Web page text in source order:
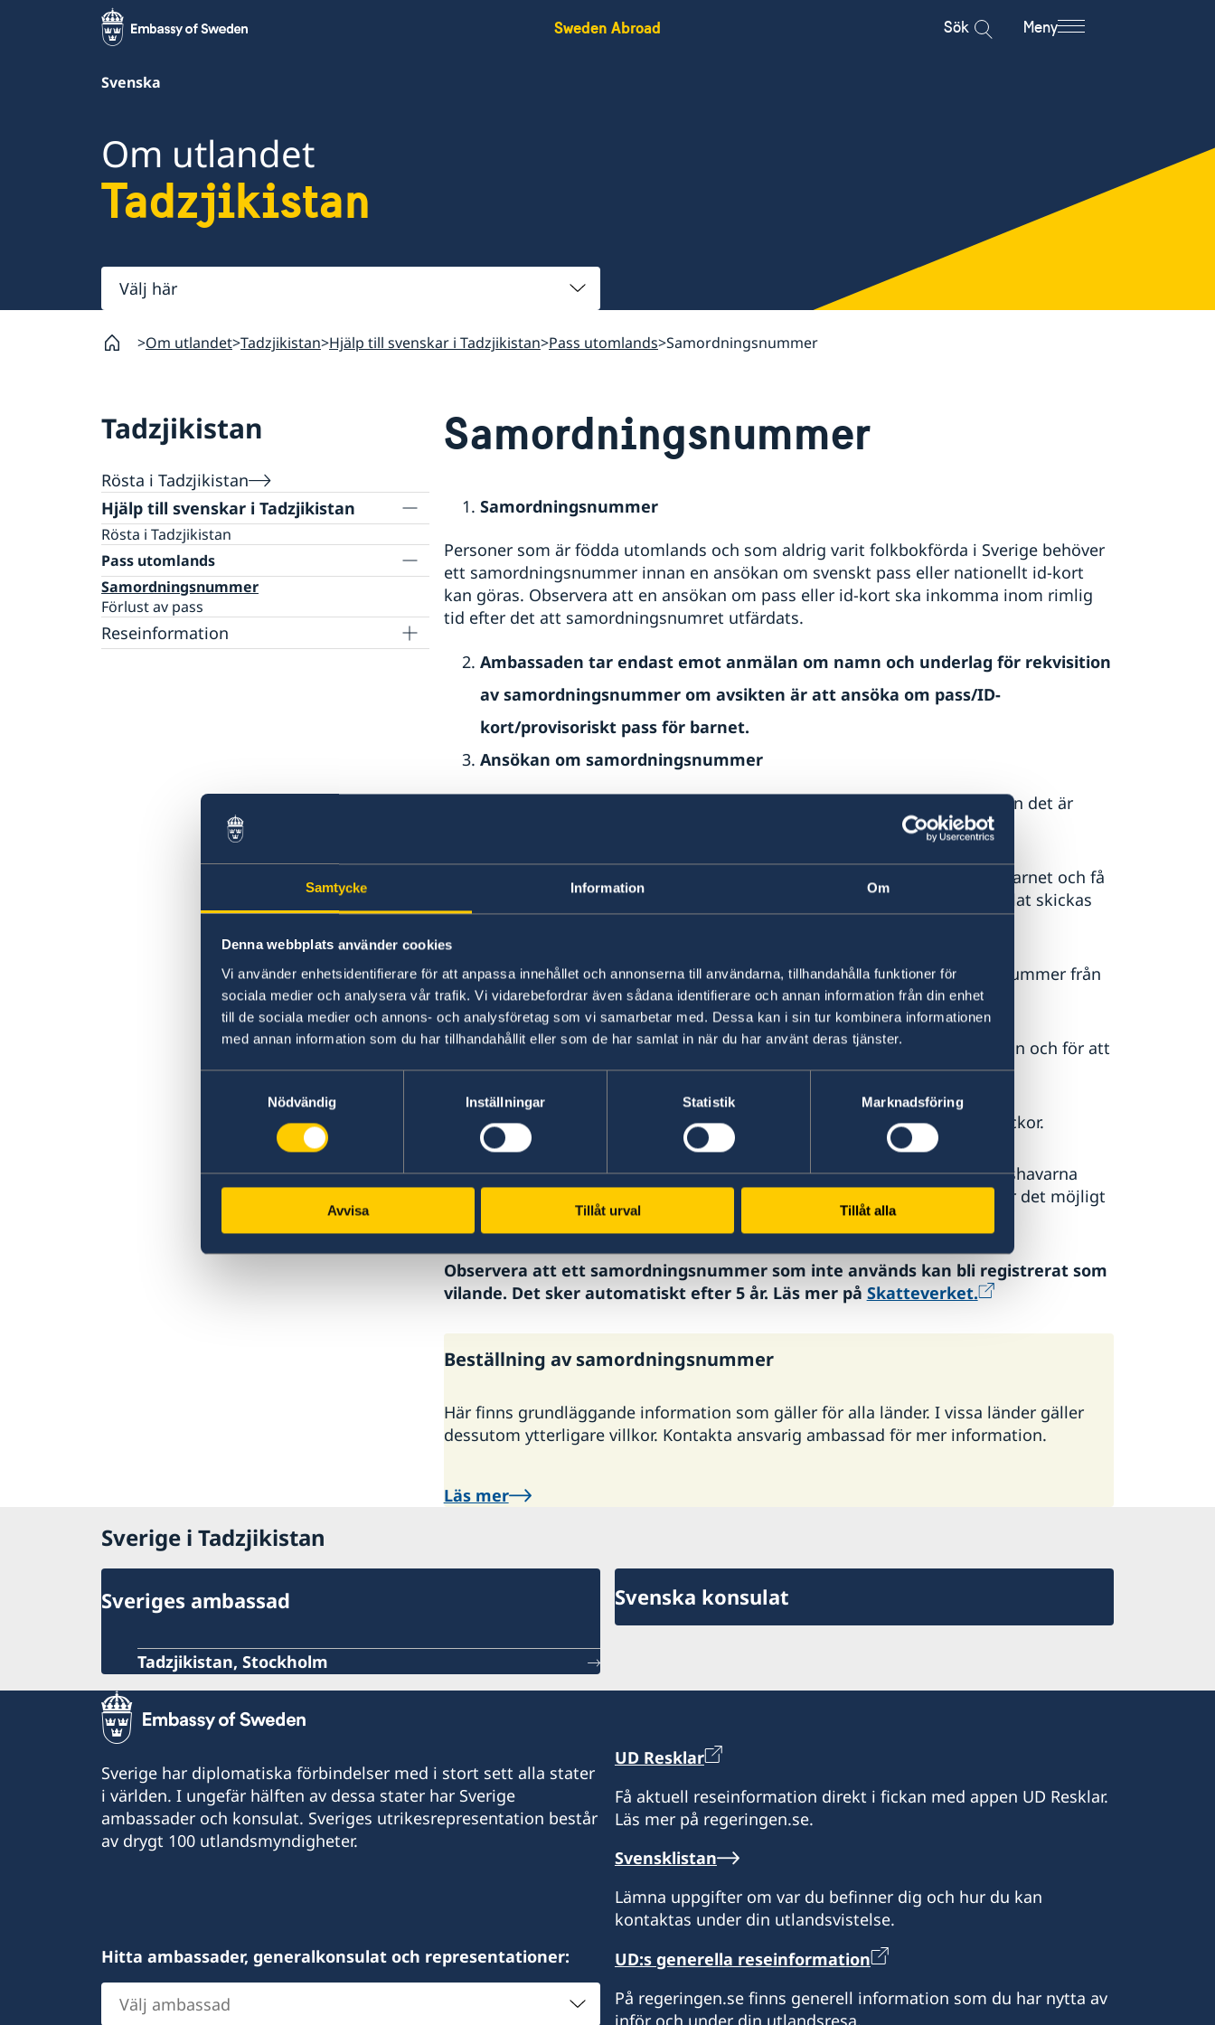
Samtycke Information Om
Denna webbplats använder cookies
Vi använder enhetsidentifierare för att anpassa innehållet och annonserna till användarna, tillhandahålla funktioner för
sociala medier och analysera vår trafik. Vi vidarebefordrar även sådana identifierare och annan information från din enhet
till de sociala medier och annons- och analysföretag som vi samarbetar med. Dessa kan i sin tur kombinera informationen
med annan information som du har tillhandahållit eller som de har samlat in när du har använt deras tjänster.
Nödvändig
Inställningar Statistik Marknadsföring
Avvisa Tillåt urval Tillåt alla
Sweden Abroad Sök Meny
Svenska
Om utlandet
Tadzjikistan
Välj
här
Om utlandet Tadzjikistan Hjälp till svenskar i Tadzjikistan Pass utomlands Samordningsnummer
Tadzjikistan
Rösta i Tadzjikistan
Hjälp till svenskar i Tadzjikistan
Rösta i Tadzjikistan
Pass utomlands
Samordningsnummer
Förlust av pass
Reseinformation
Hälso- och sjukvård
Kriminalitet och personlig säkerhet
Resa med dubbelt medborgarskap
Samordningsnummer
Samordningsnummer
Personer som är födda utomlands och som aldrig varit folkbokförda i Sverige behöver
ett samordningsnummer innan en ansökan om svenskt pass eller nationellt id-kort
kan göras. Observera att en ansökan om pass eller id-kort ska inkomma inom rimlig
tid efter det att samordningsnumret utfärdats.
Ambassaden tar endast emot anmälan om namn och underlag för rekvisition
av samordningsnummer om avsikten är att ansöka om pass/ID-
kort/provisoriskt pass för barnet.
Ansökan om samordningsnummer
För barn födda utomlands måste ett samordningsnummer rekvireras innan det är
möjligt att ansöka om svenskt pass/ID-kort/provisoriskt pass.
Ansökan görs genom att besöka personligen konsulatet för att visa upp barnet och få
kopior av pass och andra handling vidimerade. Efter besöket på ett konsulat skickas
ansökan per post till ambassaden.
Det är inte möjligt för vårdnadshavarna att själva rekvirera samordningsnummer från
Skatteverket.
Kontakta konsulatet för information vilka dokument som krävs för ansökan och för att
boka tid för besök.
Handläggningstiden för ansökan om samordningsnummer är cirka 6-8 veckor.
Beslut om samordningsnummer sänds av Skatteverket direkt till vårdnadshavarna
med en kopia till ambassaden. Först när samordningsnummer tilldelats är det möjligt
ansöka om passtill barnet.
Observera att ett samordningsnummer som inte används kan bli registrerat som
vilande. Det sker automatiskt efter 5 år. Läs mer på Skatteverket.
Beställning av samordningsnummer
Här finns grundläggande information som gäller för alla länder. I vissa länder gäller
dessutom ytterligare villkor. Kontakta ansvarig ambassad för mer information.
Läs mer
Sverige i Tadzjikistan
Sveriges ambassad
Tadzjikistan, Stockholm
Svenska konsulat
Sverige har diplomatiska förbindelser med i stort sett alla stater
i världen. I ungefär hälften av dessa stater har Sverige
ambassader och konsulat. Sveriges utrikesrepresentation består
av drygt 100 utlandsmyndigheter.
Hitta ambassader, generalkonsulat och representationer:
Välj
ambassad
UD Resklar
Få aktuell reseinformation direkt i fickan med appen UD Resklar.
Läs mer på regeringen.se.
Svensklistan
Lämna uppgifter om var du befinner dig och hur du kan
kontaktas under din utlandsvistelse.
UD:s generella reseinformation
På regeringen.se finns generell information som du har nytta av
inför och under din utlandsresa.